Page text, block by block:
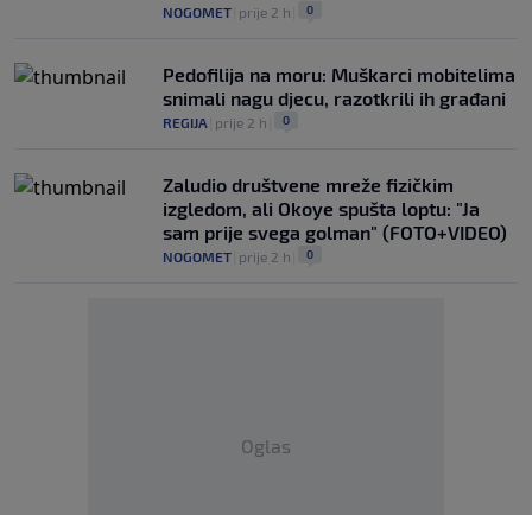
NOGOMET prije 2 h 0
Pedofilija na moru: Muškarci mobitelima
snimali nagu djecu, razotkrili ih građani
REGIJA prije 2 h 0
Zaludio društvene mreže fizičkim
izgledom, ali Okoye spušta loptu: "Ja
sam prije svega golman" (FOTO+VIDEO)
NOGOMET prije 2 h 0
Oglas